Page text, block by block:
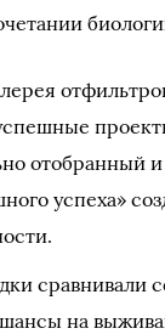
отобранный
успеха»
сравнивали
на